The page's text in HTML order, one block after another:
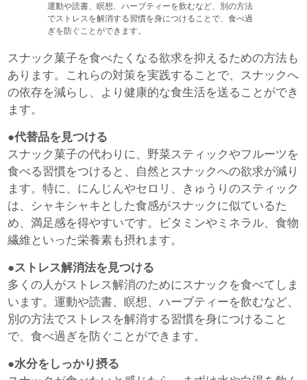
運動や読書、瞑想、ハーブティーを飲むなど、別の方法
でストレスを解消する習慣を身につけることで、食べ過
ぎを防ぐことができます。
スナック菓子を食べたくなる欲求を抑えるための方法も
あります。これらの対策を実践することで、スナックへ
の依存を減らし、より健康的な食生活を送ることができ
ます。
●代替品を見つける
スナック菓子の代わりに、野菜スティックやフルーツを
食べる習慣をつけると、自然とスナックへの欲求が減り
ます。特に、にんじんやセロリ、きゅうりのスティック
は、シャキシャキとした食感がスナックに似ているた
め、満足感を得やすいです。ビタミンやミネラル、食物
繊維といった栄養素も摂れます。
●ストレス解消法を見つける
多くの人がストレス解消のためにスナックを食べてしま
います。運動や読書、瞑想、ハーブティーを飲むなど、
別の方法でストレスを解消する習慣を身につけること
で、食べ過ぎを防ぐことができます。
●水分をしっかり摂る